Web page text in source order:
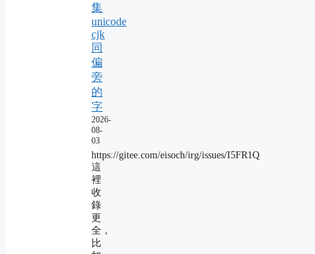
集
unicode
cjk
同
偏
旁
的
字
2026-
08-
03
https://gitee.com/eisoch/irg/issues/I5FR1Q
這
裡
收
錄
更
全，
比